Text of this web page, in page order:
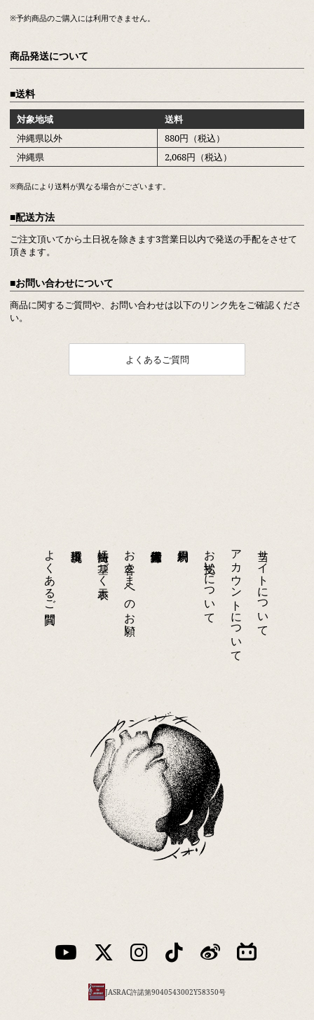
※予約商品のご購入には利用できません。
商品発送について
送料
対象地域
送料
沖縄県以外
880円（税込）
沖縄県
2,068円（税込）
※商品により送料が異なる場合がございます。
配送方法
ご注文頂いてから土日祝を除きます3営業日以内で発送の手配をさせて
頂きます。
お問い合わせについて
商品に関するご質問や、お問い合わせは以下のリンク先をご確認くださ
い。
よくあるご質問
当サイトについて
アカウントについて
お支払いについて
お客さまへのお願い
特商法に基づく表示
よくあるご質問
JASRAC許諾第9040543002Y58350号